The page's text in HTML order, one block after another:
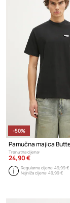
-50%
Trenutna cijena:
24,90 €
Regularna cijena:49,99 €
Najniža cijena:49,99 €